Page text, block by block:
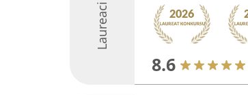
Laureaci
8.6